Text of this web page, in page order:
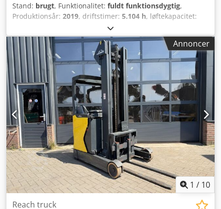
Stand: brugt, Funktionalitet: fuldt funktionsdygtig,
Produktionsår: 2019, driftstimer: 5.104 h, løftekapacitet:
6.660 mm
brændstoftype:elektrisk, mastetype:triplex,
bygningshøjde:
2.785 mm, drivtype:
, Reachtruck
ISO-klasse: ISO klasse 2 = 1.000 - 2.500 kg Dkedpszqw R
Eofx Apwsr Masttype: Triplex Stand: Klar til brug og fuldt
funktionsdygtig Teknisk stand: God Batteri volt: 48V Batteri
årgang: 2019 Sideskifter,
Annoncer
1 / 10
Reach truck